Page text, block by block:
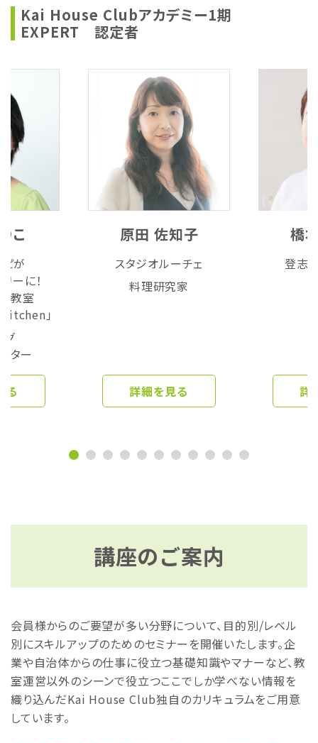
Kai House Clubアカデミー1期
EXPERT 認定者
こ
が
ーに！
教室
」
グ
ター
る
原田 佐知子
スタジオルーチェ
料理研究家
詳細を見る
橋
登志
詳
講座のご案内
会員様からのご要望が多い分野について、目的別/レベル
別にスキルアップのためのセミナーを開催いたします。企
業や自治体からの仕事に役立つ基礎知識やマナーなど、教
室運営以外のシーンで役立つここでしか学べない情報を
織り込んだKai House Club独自のカリキュラムをご用意
しています。